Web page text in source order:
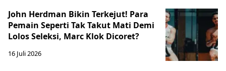
John Herdman Bikin Terkejut! Para
Pemain Seperti Tak Takut Mati Demi
Lolos Seleksi, Marc Klok Dicoret?
16 Juli 2026